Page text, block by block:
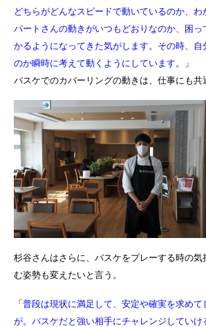
どちらがどんなスピードで動いているのか、わ
パートさんの動きがいつもどおりなのか、困
かるようになってきた気がします。その時、
のか瞬時に考えて動くようにしています。
」
バスケでのカバーリングの動きは、仕事にも共
杉谷さんはさらに、バスケをプレーする時の気
む姿勢も変えたいと言う。
「 普段は現状に満足して、安定や確実を求めて
が。バスケだと強い相手にチャレンジしていけ